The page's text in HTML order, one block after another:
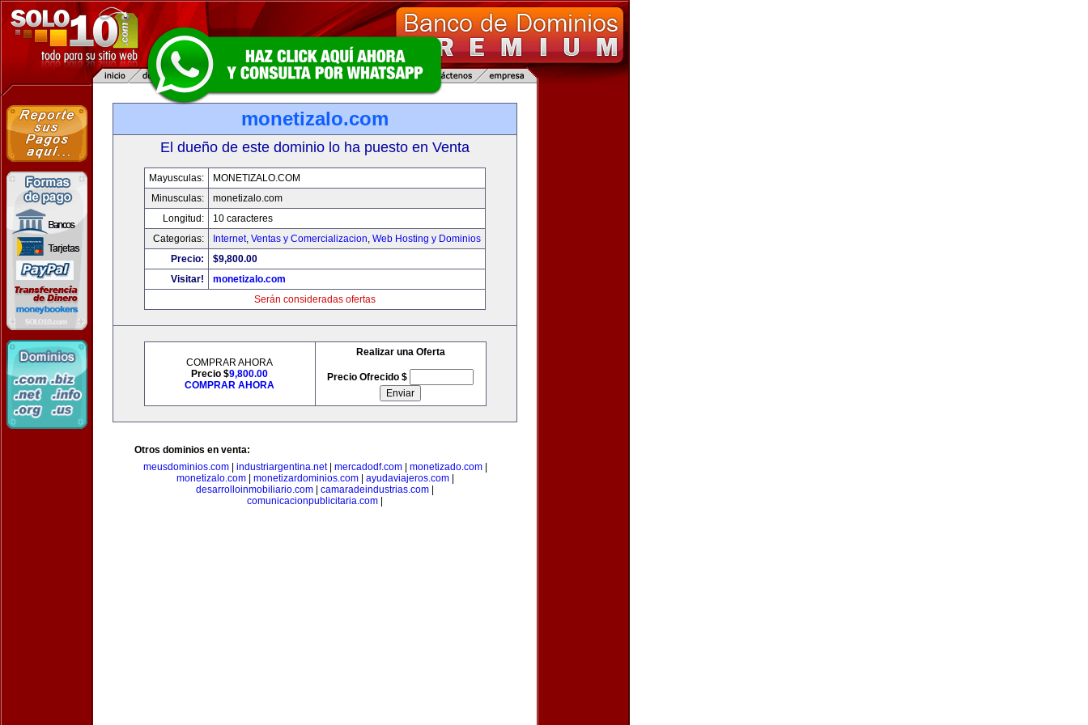
monetizalo.com
El dueño de este dominio lo ha puesto en Venta
Mayusculas:
MONETIZALO.COM
Minusculas:
monetizalo.com
Longitud:
10 caracteres
Categorias:
Internet, Ventas y Comercializacion, Web Hosting y Dominios
Precio:
$9,800.00
Visitar!
monetizalo.com
Serán consideradas ofertas
COMPRAR AHORA
Precio $9,800.00
COMPRAR AHORA
Realizar una Oferta
Precio Ofrecido $
Otros dominios en venta:
meusdominios.com| industriargentina.net| mercadodf.com| monetizado.com|
monetizalo.com| monetizardominios.com| ayudaviajeros.com|
desarrolloinmobiliario.com
camaradeindustrias.com
comunicacionpublicitaria.com